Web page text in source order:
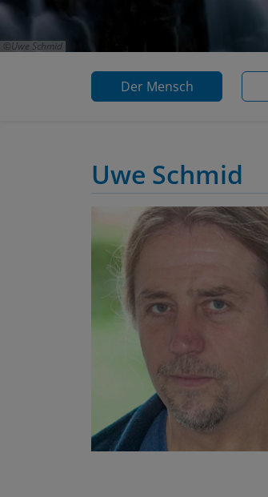
Uwe Schmid
Der Mensch
Uwe Schmid